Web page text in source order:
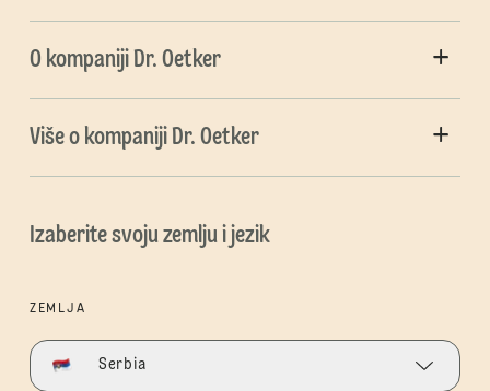
O kompaniji Dr. Oetker
Više o kompaniji Dr. Oetker
Izaberite svoju zemlju i jezik
ZEMLJA
Serbia